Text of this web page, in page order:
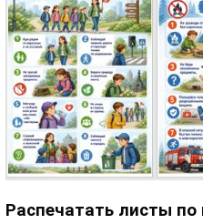
Распечатать листы